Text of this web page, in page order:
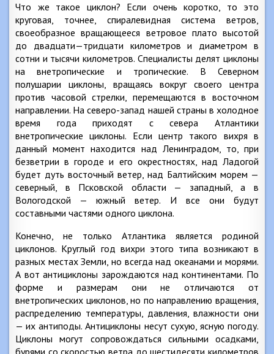
Что же такое циклон? Если очень коротко, то это
круговая, точнее, спиралевидная система ветров,
своеобразное вращающееся ветровое плато высотой
до двадцати—тридцати километров и диаметром в
сотни и тысячи километров. Специалисты делят циклоны
на внетропические и тропические. В Северном
полушарии циклоны, вращаясь вокруг своего центра
против часовой стрелки, перемещаются в восточном
направлении. На северо-запад нашей страны в холодное
время года приходят с севера Атлантики
внетропические циклоны. Если центр такого вихря в
данный момент находится над Ленинградом, то, при
безветрии в городе и его окрестностях, над Ладогой
будет дуть восточный ветер, над Балтийским морем —
северный, в Псковской области — западный, а в
Вологодской — южный ветер. И все они будут
составными частями одного циклона.
Конечно, не только Атлантика является родиной
циклонов. Круглый год вихри этого типа возникают в
разных местах Земли, но всегда над океанами и морями.
А вот антициклоны зарождаются над континентами. По
форме и размерам они не отличаются от
внетропических циклонов, но по направлению вращения,
распределению температуры, давления, влажности они
— их антиподы. Антициклоны несут сухую, ясную погоду.
Циклоны могут сопровождаться сильными осадками,
бурями со скоростью ветра до шестидесяти километров